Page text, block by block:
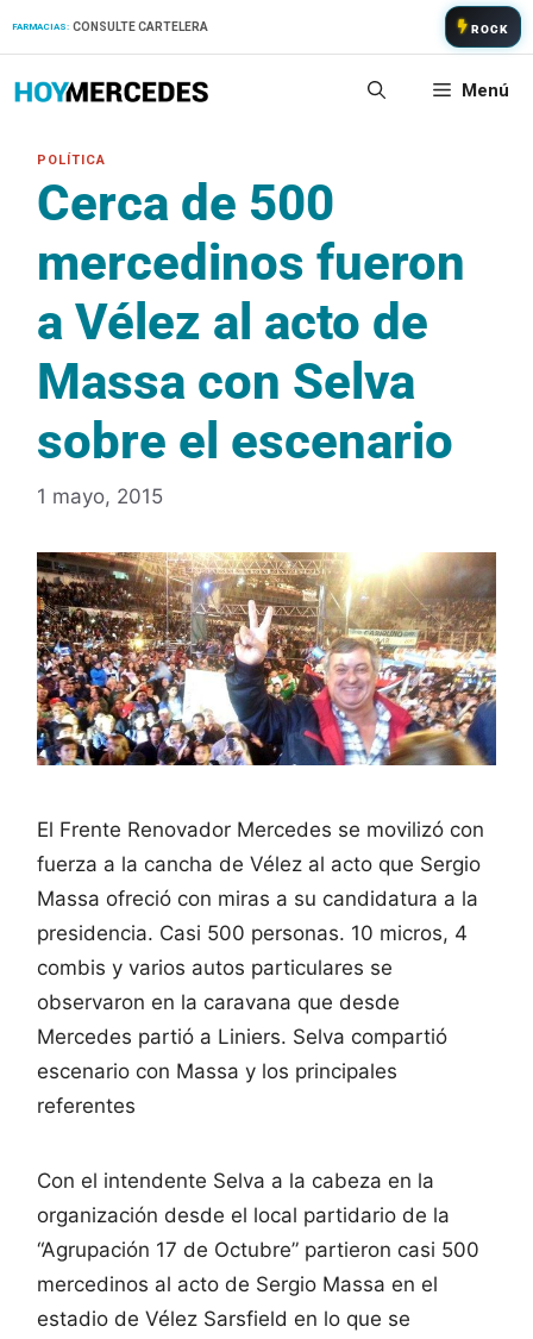
FARMACIAS: CONSULTE CARTELERA ROCK
Menú
Cerca de 500
mercedinos fueron
a Vélez al acto de
Massa con Selva
sobre el escenario
1 mayo, 2015
El Frente Renovador Mercedes se movilizó con
fuerza a la cancha de Vélez al acto que Sergio
Massa ofreció con miras a su candidatura a la
presidencia. Casi 500 personas. 10 micros, 4
combis y varios autos particulares se
observaron en la caravana que desde
Mercedes partió a Liniers. Selva compartió
escenario con Massa y los principales
referentes
Con el intendente Selva a la cabeza en la
organización desde el local partidario de la
“Agrupación 17 de Octubre” partieron casi 500
mercedinos al acto de Sergio Massa en el
estadio de Vélez Sarsfield en lo que se